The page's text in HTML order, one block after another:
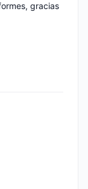
gracias